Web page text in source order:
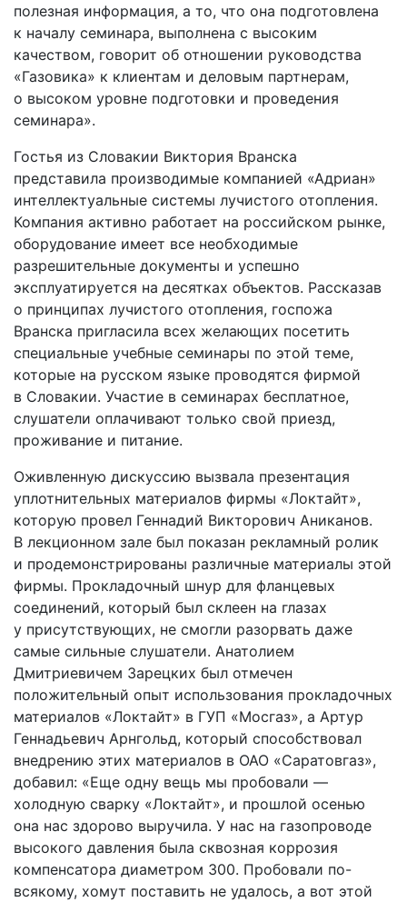
полезная информация, а то, что она подготовлена
к началу семинара, выполнена с высоким
качеством, говорит об отношении руководства
«Газовика» к клиентам и деловым партнерам,
о высоком уровне подготовки и проведения
семинара».
Гостья из Словакии Виктория Вранска
представила производимые компанией «Адриан»
интеллектуальные системы лучистого отопления.
Компания активно работает на российском рынке,
оборудование имеет все необходимые
разрешительные документы и успешно
эксплуатируется на десятках объектов. Рассказав
о принципах лучистого отопления, госпожа
Вранска пригласила всех желающих посетить
специальные учебные семинары по этой теме,
которые на русском языке проводятся фирмой
в Словакии. Участие в семинарах бесплатное,
слушатели оплачивают только свой приезд,
проживание и питание.
Оживленную дискуссию вызвала презентация
уплотнительных материалов фирмы «Локтайт»,
которую провел Геннадий Викторович Аниканов.
В лекционном зале был показан рекламный ролик
и продемонстрированы различные материалы этой
фирмы. Прокладочный шнур для фланцевых
соединений, который был склеен на глазах
у присутствующих, не смогли разорвать даже
самые сильные слушатели. Анатолием
Дмитриевичем Зарецких был отмечен
положительный опыт использования прокладочных
материалов «Локтайт» в ГУП «Мосгаз», а Артур
Геннадьевич Арнгольд, который способствовал
внедрению этих материалов в ОАО «Саратовгаз»,
добавил: «Еще одну вещь мы пробовали —
холодную сварку «Локтайт», и прошлой осенью
она нас здорово выручила. У нас на газопроводе
высокого давления была сквозная коррозия
компенсатора диаметром 300. Пробовали по-
всякому, хомут поставить не удалось, а вот этой